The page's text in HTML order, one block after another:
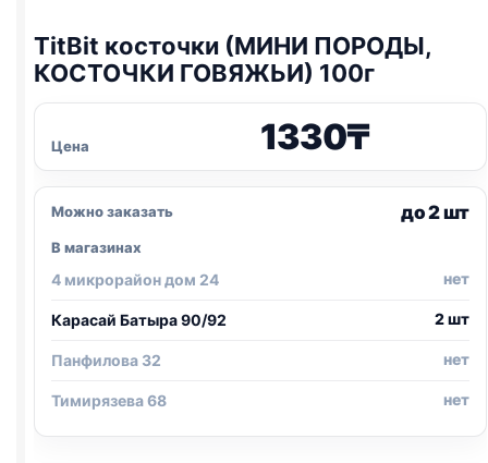
TitBit косточки (МИНИ ПОРОДЫ,
КОСТОЧКИ ГОВЯЖЬИ) 100г
Цена 1330₸
Можно заказать до 2 шт
В магазинах
4 микрорайон дом 24 нет
Карасай Батыра 90/92 2 шт
Панфилова 32 нет
Тимирязева 68 нет